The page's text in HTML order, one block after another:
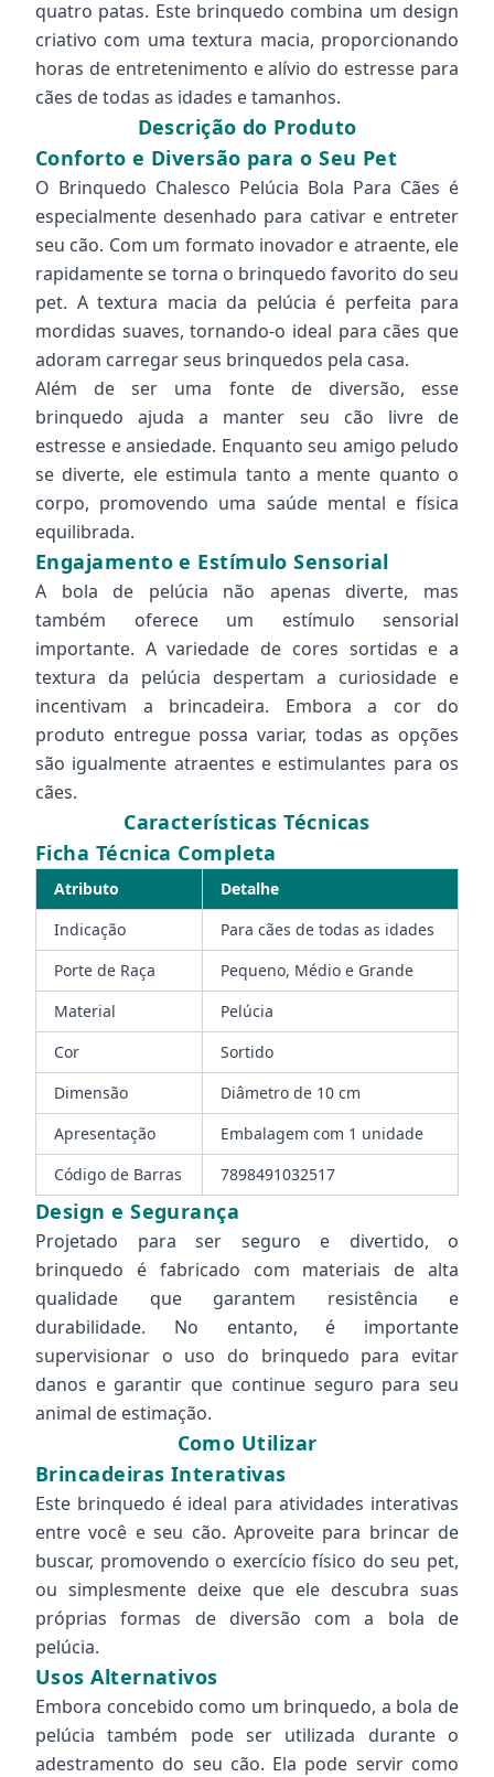
quatro patas. Este brinquedo combina um design
criativo com uma textura macia, proporcionando
horas de entretenimento e alívio do estresse para
cães de todas as idades e tamanhos.
Descrição do Produto
Conforto e Diversão para o Seu Pet
O Brinquedo Chalesco Pelúcia Bola Para Cães é
especialmente desenhado para cativar e entreter
seu cão. Com um formato inovador e atraente, ele
rapidamente se torna o brinquedo favorito do seu
pet. A textura macia da pelúcia é perfeita para
mordidas suaves, tornando-o ideal para cães que
adoram carregar seus brinquedos pela casa.
Além de ser uma fonte de diversão, esse
brinquedo ajuda a manter seu cão livre de
estresse e ansiedade. Enquanto seu amigo peludo
se diverte, ele estimula tanto a mente quanto o
corpo, promovendo uma saúde mental e física
equilibrada.
Engajamento e Estímulo Sensorial
A bola de pelúcia não apenas diverte, mas
também oferece um estímulo sensorial
importante. A variedade de cores sortidas e a
textura da pelúcia despertam a curiosidade e
incentivam a brincadeira. Embora a cor do
produto entregue possa variar, todas as opções
são igualmente atraentes e estimulantes para os
cães.
Características Técnicas
Ficha Técnica Completa
Atributo
Detalhe
Indicação
Para cães de todas as idades
Porte de Raça
Pequeno, Médio e Grande
Material
Pelúcia
Cor
Sortido
Dimensão
Diâmetro de 10 cm
Apresentação
Embalagem com 1 unidade
Código de Barras
7898491032517
Design e Segurança
Projetado para ser seguro e divertido, o
brinquedo é fabricado com materiais de alta
qualidade que garantem resistência e
durabilidade. No entanto, é importante
supervisionar o uso do brinquedo para evitar
danos e garantir que continue seguro para seu
animal de estimação.
Como Utilizar
Brincadeiras Interativas
Este brinquedo é ideal para atividades interativas
entre você e seu cão. Aproveite para brincar de
buscar, promovendo o exercício físico do seu pet,
ou simplesmente deixe que ele descubra suas
próprias formas de diversão com a bola de
pelúcia.
Usos Alternativos
Embora concebido como um brinquedo, a bola de
pelúcia também pode ser utilizada durante o
adestramento do seu cão. Ela pode servir como